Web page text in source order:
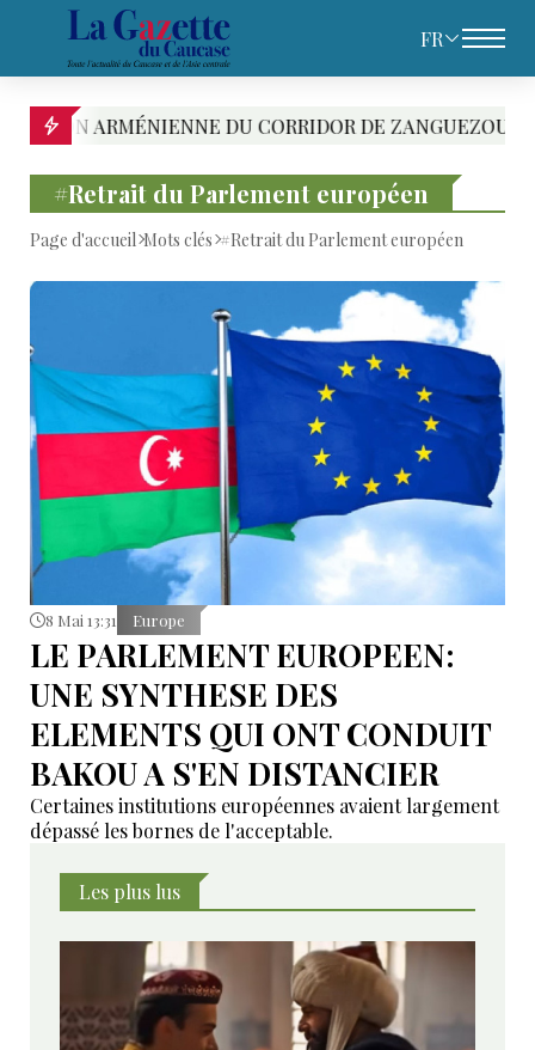
FR
ARMÉNIENNE DU CORRIDOR DE ZANGUEZOUR
#Retrait du Parlement européen
Page d'accueil Mots clés #Retrait du Parlement européen
8 Mai 13:31 Europe
LE PARLEMENT EUROPEEN:
UNE SYNTHESE DES
ELEMENTS QUI ONT CONDUIT
BAKOU A S'EN DISTANCIER
Certaines institutions européennes avaient largement
dépassé les bornes de l'acceptable.
Les plus lus